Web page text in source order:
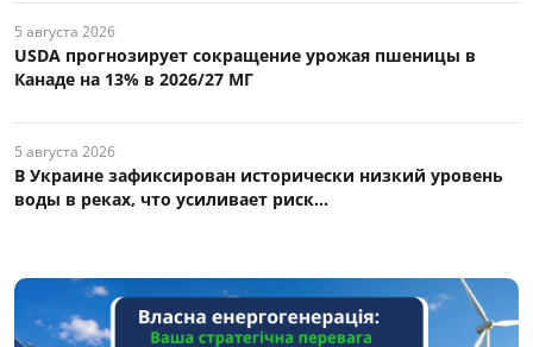
5 августа 2026
USDA прогнозирует сокращение урожая пшеницы в
Канаде на 13% в 2026/27 МГ
5 августа 2026
В Украине зафиксирован исторически низкий уровень
воды в реках, что усиливает риск...